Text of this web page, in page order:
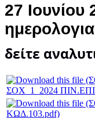
27 Ιουνίου
δείτε
ΣOX_1_2024